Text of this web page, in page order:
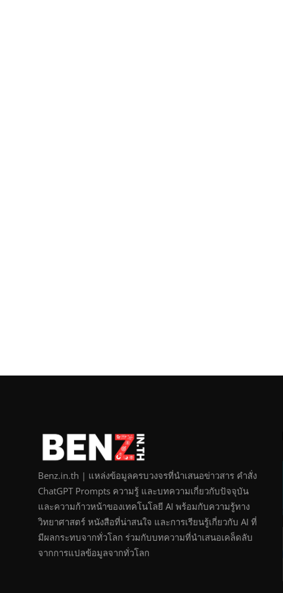
Benz.in.th | แหล่งข้อมูลครบวงจรที่นำเสนอข่าวสาร คำสั่ง
ChatGPT Prompts ความรู้ และบทความเกี่ยวกับปัจจุบัน
และความก้าวหน้าของเทคโนโลยี AI พร้อมกับความรู้ทาง
วิทยาศาสตร์ หนังสือที่น่าสนใจ และการเรียนรู้เกี่ยวกับ AI ที่
มีผลกระทบจากทั่วโลก ร่วมกับบทความที่นำเสนอเคล็ดลับ
จากการแปลข้อมูลจากทั่วโลก